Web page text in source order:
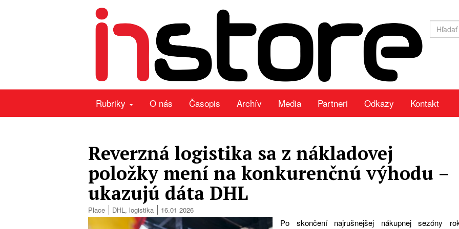
Rubriky O nás Časopis Archív Media Partneri Odkazy Kontakt
Reverzná logistika sa z nákladovej
položky mení na konkurenčnú výhodu –
ukazujú dáta DHL
Place DHL, logistika 16.01 2026
Po skončení najrušnejšej nákupnej sezóny